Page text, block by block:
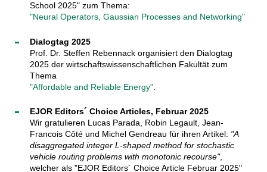
School 2025" zum Thema:
"Neural Operators, Gaussian Processes and Networking"
Dialogtag 2025
Prof. Dr. Steffen Rebennack organisiert den Dialogtag
2025 der wirtschaftswissenschaftlichen Fakultät zum
Thema
"Affordable and Reliable Energy".
EJOR Editors´ Choice Articles, Februar 2025
Wir gratulieren Lucas Parada, Robin Legault, Jean-
Francois Côté und Michel Gendreau für ihren Artikel: "A
disaggregated integer L-shaped method for stochastic
vehicle routing problems with monotonic recourse",
welcher als "EJOR Editors´ Choice Article Februar 2025"